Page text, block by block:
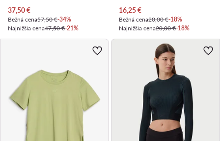
Aktuálna cena
37,50€
Bežná cena57,50 €-34%
Najnižšia cena47,50 €-21%
Aktuálna cena
16,25€
Bežná cena20,00 €-18%
Najnižšia cena20,00 €-18%